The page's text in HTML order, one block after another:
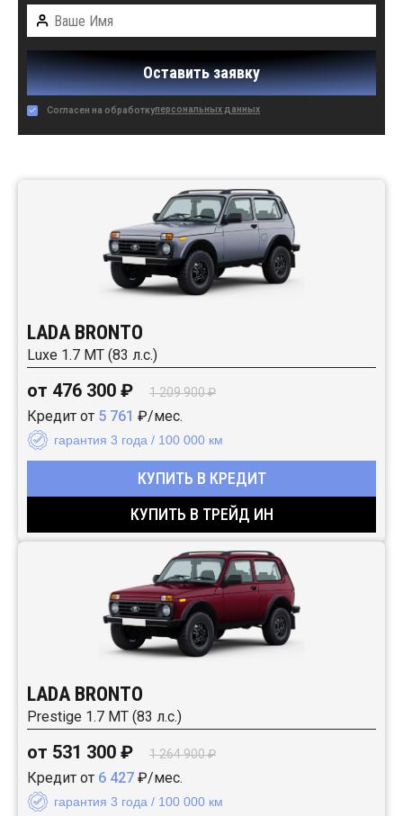
Оставить заявку
Согласен на обработкуперсональных данных
LADA BRONTO
Luxe 1.7 MT (83 л.с.)
от 476 300 ₽ 1 209 900 ₽
Кредит от 5 761 ₽/мес.
гарантия 3 года / 100 000 км
КУПИТЬ В КРЕДИТ
КУПИТЬ В ТРЕЙД ИН
LADA BRONTO
Prestige 1.7 MT (83 л.с.)
от 531 300 ₽ 1 264 900 ₽
Кредит от 6 427 ₽/мес.
гарантия 3 года / 100 000 км